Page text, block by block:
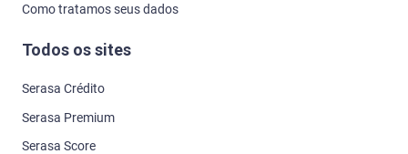
Como tratamos seus dados
Todos os sites
Serasa Crédito
Serasa Premium
Serasa Score